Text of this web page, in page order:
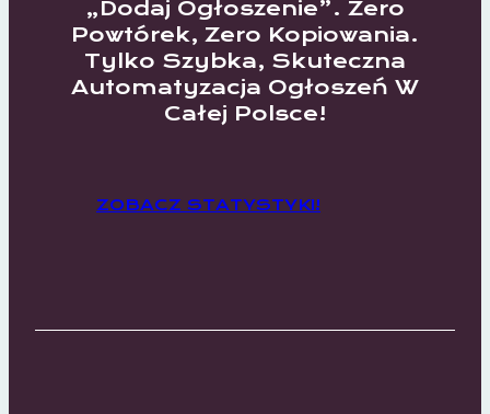
„dodaj Ogłoszenie”. Zero
Powtórek, Zero Kopiowania.
Tylko Szybka, Skuteczna
Automatyzacja Ogłoszeń W
Całej Polsce!
ZOBACZ STATYSTYKI!